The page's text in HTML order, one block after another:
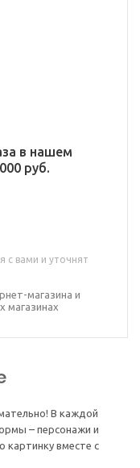
в нашем
руб.
с вами и уточнят
магазина и
магазинах
В каждой
– персонажи и
картинку вместе с